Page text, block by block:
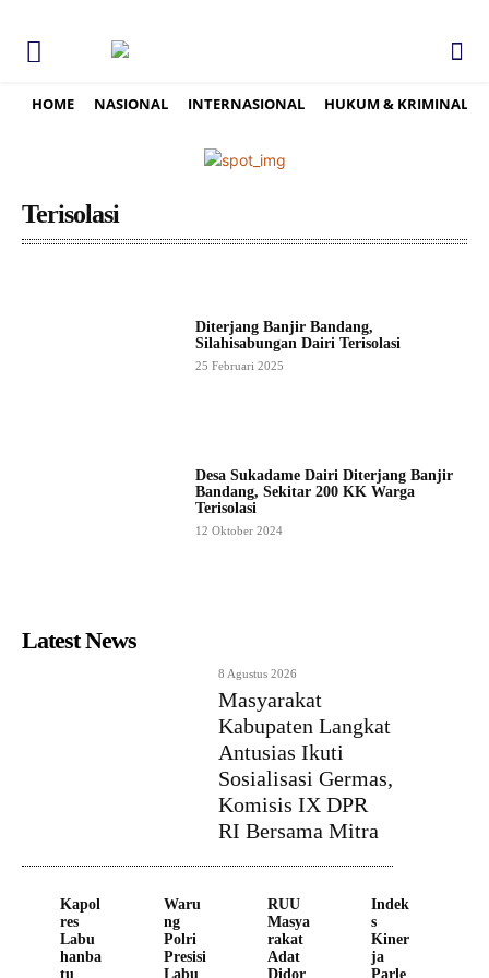
HOME NASIONAL INTERNASIONAL HUKUM & KRIMINAL
Terisolasi
Diterjang Banjir Bandang,
Silahisabungan Dairi Terisolasi
25 Februari 2025
Desa Sukadame Dairi Diterjang Banjir
Bandang, Sekitar 200 KK Warga
Terisolasi
12 Oktober 2024
Latest News
8 Agustus 2026
Masyarakat
Kabupaten Langkat
Antusias Ikuti
Sosialisasi Germas,
Komisis IX DPR
RI Bersama Mitra
Kapol
res
Labu
hanba
tu
Waru
ng
Polri
Presisi
Labu
RUU
Masya
rakat
Adat
Didor
Indek
s
Kiner
ja
Parle